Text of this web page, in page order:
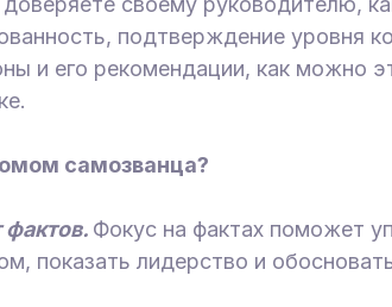
подтверждение уровня
и его рекомендации, как можно
самозванца?
Фокус на фактах поможет
показать лидерство и